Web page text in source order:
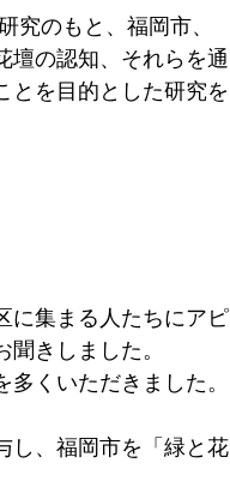
究のもと、福岡市、
壇の認知、それらを通
とを目的とした研究を
に集まる人たちにアピ
きしました。
くいただきました。
し、福岡市を「緑と花